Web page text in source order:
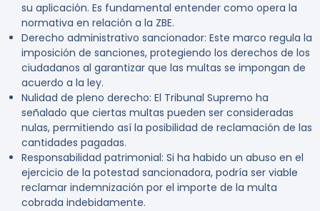
su aplicación. Es fundamental entender como opera la
normativa en relación a la ZBE.
Derecho administrativo sancionador: Este marco regula la
imposición de sanciones, protegiendo los derechos de los
ciudadanos al garantizar que las multas se impongan de
acuerdo a la ley.
Nulidad de pleno derecho: El Tribunal Supremo ha
señalado que ciertas multas pueden ser consideradas
nulas, permitiendo así la posibilidad de reclamación de las
cantidades pagadas.
Responsabilidad patrimonial: Si ha habido un abuso en el
ejercicio de la potestad sancionadora, podría ser viable
reclamar indemnización por el importe de la multa
cobrada indebidamente.